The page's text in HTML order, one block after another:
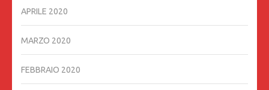
APRILE 2020
MARZO 2020
FEBBRAIO 2020